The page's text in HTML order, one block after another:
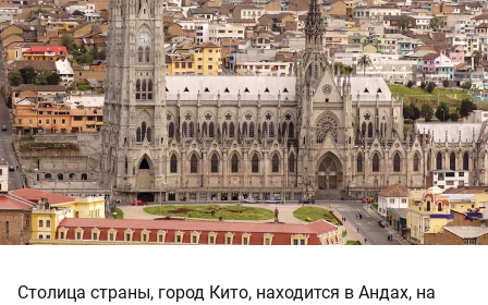
Cтолица страны, город Кито, находится в Андах, на